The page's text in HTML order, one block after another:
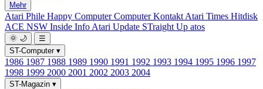
Mehr
Atari Phile Happy ComputerComputer Kontakt Atari Times Hitdisk
ACE NSW Inside Info Atari Update STraight Up atos
🌞 🌙
☰
ST-Computer ▾
1986 1987 1988 1989 1990 1991 1992 1993 1994 1995 1996 1997
1998 1999 2000 2001 2002 2003 2004
ST-Magazin ▾